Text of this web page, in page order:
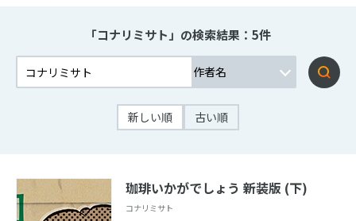
「コナリミサト」の検索結果：5件
新しい順 古い順
珈琲いかがでしょう 新装版 (下)
コナリミサト